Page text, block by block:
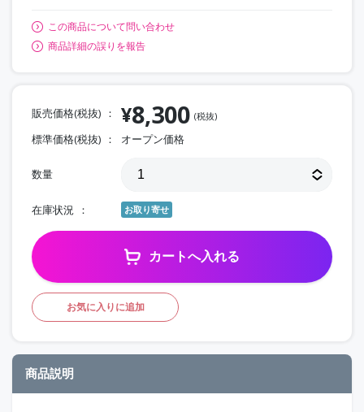
この商品について問い合わせ
商品詳細の誤りを報告
販売価格(税抜) ¥8,300 (税抜)
標準価格(税抜) オープン価格
数量
在庫状況 お取り寄せ
カートへ入れる
お気に入りに追加
商品説明